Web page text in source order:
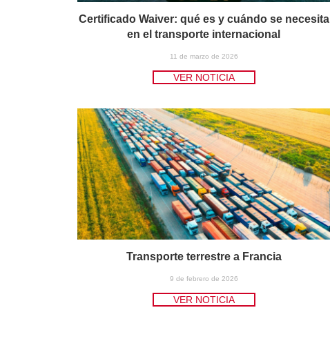
Certificado Waiver: qué es y cuándo se necesita
en el transporte internacional
11 de marzo de 2026
VER NOTICIA
Transporte terrestre a Francia
9 de febrero de 2026
VER NOTICIA